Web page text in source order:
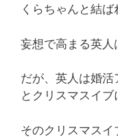
くらちゃんと結ば
妄想で高まる英人
だが、英人は婚
とクリスマスイブ
そのクリスマス